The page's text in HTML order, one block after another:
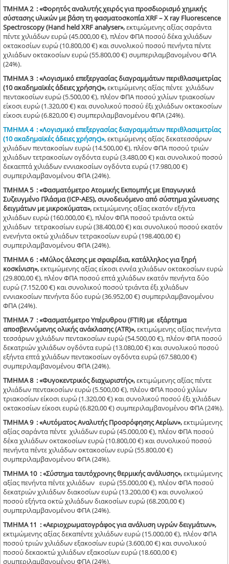
ΤΜΗΜΑ 2 : «Φορητός αναλυτής χειρός για προσδιορισμό χημικής
σύστασης υλικών με βάση τη φασματοσκοπία XRF – X ray Fluorescence
Spectroscopy (Hand held XRF analyser»,εκτιμώμενης αξίας σαράντα
πέντε χιλιάδων ευρώ (45.000,00 €), πλέον ΦΠΑ ποσού δέκα χιλιάδων
οκτακοσίων ευρώ (10.800,00 €) και συνολικού ποσού πενήντα πέντε
χιλιάδων οκτακοσίων ευρώ (55.800,00 €) συμπεριλαμβανομένου ΦΠΑ
(24%).
ΤΜΗΜΑ 3 : «Λογισμικό επεξεργασίας διαγραμμάτων περιθλασιμετρίας
(10 ακαδημαϊκές άδειες χρήσης)»,εκτιμώμενης αξίας πέντε χιλιάδων
πεντακοσίων ευρώ (5.500,00 €), πλέον ΦΠΑ ποσού χιλίων τριακοσίων
είκοσι ευρώ (1.320,00 €) και συνολικού ποσού έξι χιλιάδων οκτακοσίων
είκοσι ευρώ (6.820,00 €) συμπεριλαμβανομένου ΦΠΑ (24%).
ΤΜΗΜΑ 4 : «Λογισμικό επεξεργασίας διαγραμμάτων περιθλασιμετρίας
(10 ακαδημαϊκές άδειες χρήσης)»,εκτιμώμενης αξίας δεκατεσσάρων
χιλιάδων πεντακοσίων ευρώ (14.500,00 €), πλέον ΦΠΑ ποσού τριών
χιλιάδων τετρακοσίων ογδόντα ευρώ (3.480,00 €) και συνολικού ποσού
δεκαεπτά χιλιάδων εννιακοσίων ογδόντα ευρώ (17.980,00 €)
συμπεριλαμβανομένου ΦΠΑ (24%).
ΤΜΗΜΑ 5 : «Φασματόμετρο Ατομικής Εκπομπής με Επαγωγικά
Συζευγμένο Πλάσμα (ICP-AES), συνοδευόμενο από σύστημα χώνευσης
δειγμάτων με μικροκύματα»,εκτιμώμενης αξίας εκατόν εξήντα
χιλιάδων ευρώ (160.000,00 €), πλέον ΦΠΑ ποσού τριάντα οκτώ
χιλιάδων τετρακοσίων ευρώ (38.400,00 €) και συνολικού ποσού εκατόν
ενενήντα οκτώ χιλιάδων τετρακοσίων ευρώ (198.400,00 €)
συμπεριλαμβανομένου ΦΠΑ (24%).
ΤΜΗΜΑ 6 : «Μύλος άλεσης με σφαιρίδια, κατάλληλος για ξηρή
κοσκίνιση»,εκτιμώμενης αξίας είκοσι εννέα χιλιάδων οκτακοσίων ευρώ
(29.800,00 €), πλέον ΦΠΑ ποσού επτά χιλιάδων εκατόν πενήντα δύο
ευρώ (7.152,00 €) και συνολικού ποσού τριάντα έξι χιλιάδων
εννιακοσίων πενήντα δύο ευρώ (36.952,00 €) συμπεριλαμβανομένου
ΦΠΑ (24%).
ΤΜΗΜΑ 7 : «Φασματόμετρο Υπέρυθρου (FTIR) με εξάρτημα
αποσβεννύμενης ολικής ανάκλασης (ATR)»,εκτιμώμενης αξίας πενήντα
τεσσάρων χιλιάδων πεντακοσίων ευρώ (54.500,00 €), πλέον ΦΠΑ ποσού
δεκατριών χιλιάδων ογδόντα ευρώ (13.080,00 €) και συνολικού ποσού
εξήντα επτά χιλιάδων πεντακοσίων ογδόντα ευρώ (67.580,00 €)
συμπεριλαμβανομένου ΦΠΑ (24%).
ΤΜΗΜΑ 8 : «Φυγοκεντρικός διαχωριστής»,εκτιμώμενης αξίας πέντε
χιλιάδων πεντακοσίων ευρώ (5.500,00 €), πλέον ΦΠΑ ποσού χιλίων
τριακοσίων είκοσι ευρώ (1.320,00 €) και συνολικού ποσού έξι χιλιάδων
οκτακοσίων είκοσι ευρώ (6.820,00 €) συμπεριλαμβανομένου ΦΠΑ (24%).
ΤΜΗΜΑ 9 : «Αυτόματος Αναλυτής Προσρόφησης Αερίων»,εκτιμώμενης
αξίας σαράντα πέντε χιλιάδων ευρώ (45.000,00 €), πλέον ΦΠΑ ποσού
δέκα χιλιάδων οκτακοσίων ευρώ (10.800,00 €) και συνολικού ποσού
πενήντα πέντε χιλιάδων οκτακοσίων ευρώ (55.800,00 €)
συμπεριλαμβανομένου ΦΠΑ (24%).
ΤΜΗΜΑ 10 : «Σύστημα ταυτόχρονης θερμικής ανάλυσης»,εκτιμώμενης
αξίας πενήντα πέντε χιλιάδων ευρώ (55.000,00 €), πλέον ΦΠΑ ποσού
δεκατριών χιλιάδων διακοσίων ευρώ (13.200,00 €) και συνολικού
ποσού εξήντα οκτώ χιλιάδων διακοσίων ευρώ (68.200,00 €)
συμπεριλαμβανομένου ΦΠΑ (24%).
ΤΜΗΜΑ 11 : «Αεριοχρωματογράφος για ανάλυση υγρών δειγμάτων»,
εκτιμώμενης αξίας δεκαπέντε χιλιάδων ευρώ (15.000,00 €), πλέον ΦΠΑ
ποσού τριών χιλιάδων εξακοσίων ευρώ (3.600,00 €) και συνολικού
ποσού δεκαοκτώ χιλιάδων εξακοσίων ευρώ (18.600,00 €)
συμπεριλαμβανομένου ΦΠΑ (24%).